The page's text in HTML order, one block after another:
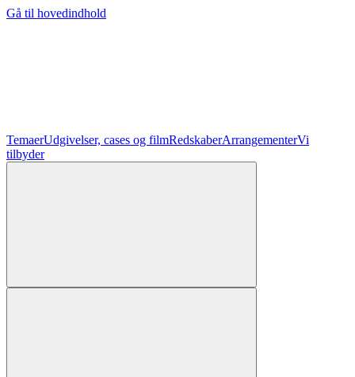
Gå til hovedindhold
TemaerUdgivelser, cases og filmRedskaberArrangementerVi
tilbyder